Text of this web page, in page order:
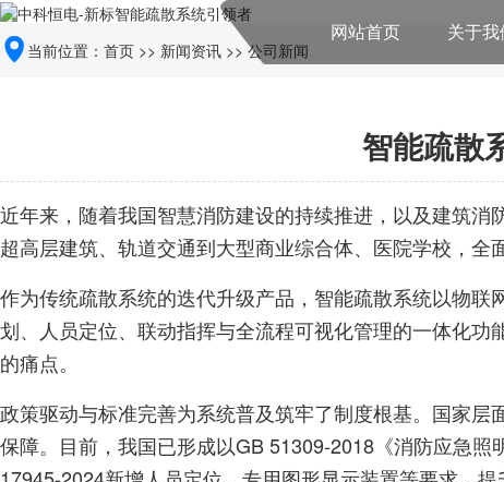
网站首页 关于我
当前位置： 首页 >> 新闻资讯 >>公司新闻
智能疏散
近年来，随着我国智慧消防建设的持续推进，以及建筑
超高层建筑、轨道交通到大型商业综合体、医院学校，全
作为传统疏散系统的迭代升级产品，智能疏散系统以物
划、人员定位、联动指挥与全流程可视化管理的一体化
的痛点。
政策驱动与标准完善为系统普及筑牢了制度根基。国家
保障。目前，我国已形成以GB 51309-2018《消防应急